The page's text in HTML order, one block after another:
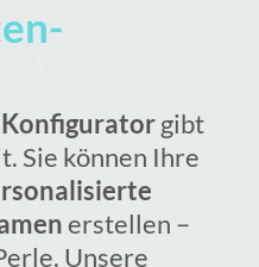
gibt
Sie können Ihre
erstellen –
Unsere